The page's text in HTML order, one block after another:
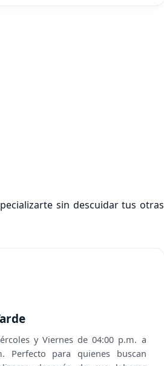
sin descuidar tus otras
y Viernes de 04:00 p.m. a
Perfecto para quienes buscan